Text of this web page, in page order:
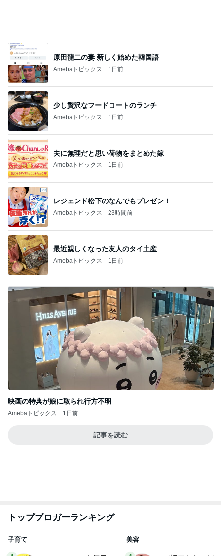
原田龍二の妻 新しく始めた韓国語
Amebaトピックス 1日前
少し贅沢なフードコートのランチ
Amebaトピックス 1日前
夫に無理だと思い荷物をまとめた嫁
Amebaトピックス 1日前
レジェンド松下のなんでもプレゼン！
Amebaトピックス 23時間前
最近親しくなった友人のタイ土産
Amebaトピックス 1日前
映画の特典が娘に取られ行方不明
Amebaトピックス 1日前
記事を読む
トップブロガーランキング
子育て 美容